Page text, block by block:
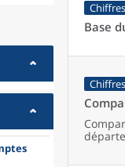
Base